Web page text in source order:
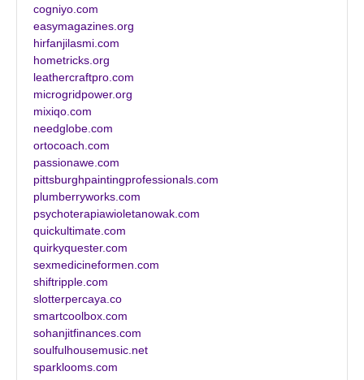
cogniyo.com
easymagazines.org
hirfanjilasmi.com
hometricks.org
leathercraftpro.com
microgridpower.org
mixiqo.com
needglobe.com
ortocoach.com
passionawe.com
pittsburghpaintingprofessionals.com
plumberryworks.com
psychoterapiawioletanowak.com
quickultimate.com
quirkyquester.com
sexmedicineformen.com
shiftripple.com
slotterpercaya.co
smartcoolbox.com
sohanjitfinances.com
soulfulhousemusic.net
sparklooms.com